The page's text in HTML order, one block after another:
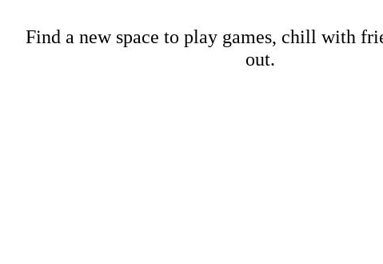
Find a new space to play games, chill with
out.